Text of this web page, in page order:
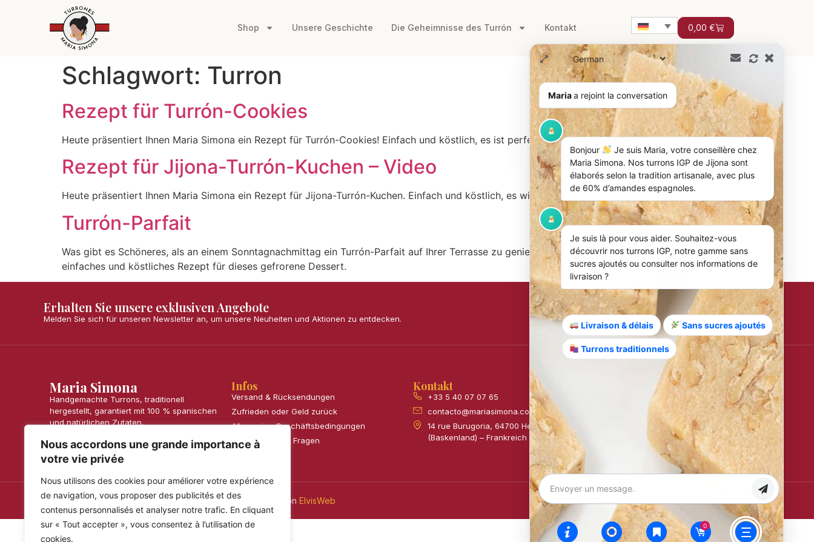
Nous accordons une grande importance à
votre vie privée
Nous utilisons des cookies pour améliorer votre expérience
de navigation, vous proposer des publicités et des
contenus personnalisés et analyser notre trafic. En cliquant
sur « Tout accepter », vous consentez à l’utilisation de
cookies.
Shop Unsere Geschichte Die Geheimnisse des Turrón Kontakt 0,00 €
Schlagwort: Turron
Rezept für Turrón-Cookies
Heute präsentiert Ihnen Maria Simona ein Rezept für Turrón-Cookies! Einfach und köstlich, es ist perfekt für Ihre Kaffeepause!
Rezept für Jijona-Turrón-Kuchen – Video
Heute präsentiert Ihnen Maria Simona ein Rezept für Jijona-Turrón-Kuchen. Einfach und köstlich, es wird sicherlich allen Feinschmeckern schmecken!
Turrón-Parfait
Was gibt es Schöneres, als an einem Sonntagnachmittag ein Turrón-Parfait auf Ihrer Terrasse zu genießen? Maria Simona präsentiert Ihnen heute ein
einfaches und köstliches Rezept für dieses gefrorene Dessert.
Erhalten Sie unsere exklusiven Angebote
Melden Sie sich für unseren Newsletter an, um unsere Neuheiten und Aktionen zu entdecken.
Anmelden
Maria Simona
Handgemachte Turrons, traditionell
hergestellt, garantiert mit 100 % spanischen
und natürlichen Zutaten.
Infos
Versand & Rücksendungen
Zufrieden oder Geld zurück
Allgemeine Geschäftsbedingungen
Häufig gestellte Fragen
Kontakt
+33 5 40 07 07 65
contacto@mariasimona.com
14 rue Burugoria, 64700 Hendaye
(Baskenland) – Frankreich
Zertifizierungen
Glutenfrei
100 %
Spanisch
Ohne
Palmöl
© 2026 Maria Simona. Alle Rechte vorbehalten – realisiert von ElvisWeb
Mariaa rejoint la conversation
Bonjour
Je suis Maria, votre conseillère chez
Maria Simona. Nos turrons IGP de Jijona sont
élaborés selon la tradition artisanale, avec plus
de 60% d’amandes espagnoles.
Je suis là pour vous aider. Souhaitez-vous
découvrir nos turrons IGP, notre gamme sans
sucres ajoutés ou consulter nos informations de
livraison ?
Livraison & délais Sans sucres ajoutés
Turrons traditionnels
0